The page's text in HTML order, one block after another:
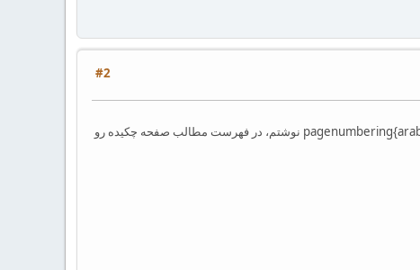
#2
ببخشید چرا وقتی با استفاده از دستور \addcontentsline{toc}{chapter}{چکیده} قبل از چکیده استفاده میکنم، و در ابتدای صفحه چکیده هم \pagenumbering{arabic} نوشتم، در فهرست مطالب صفحه چکیده رو